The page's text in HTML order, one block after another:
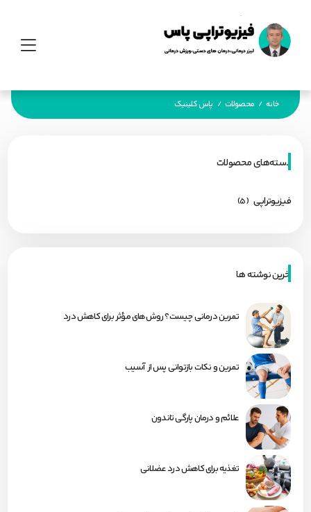
خانه / محصولات / پاس کلینیک
دسته‌های محصولات
فیزیوتراپی (5)
اخرین نوشته ها
تمرین درمانی چیست؟ روش‌های مؤثر برای کاهش درد
تمرین و نکات بازتوانی پس از آسیب
علائم و درمان پارگی تاندون
تغذیه برای کاهش درد عضلانی